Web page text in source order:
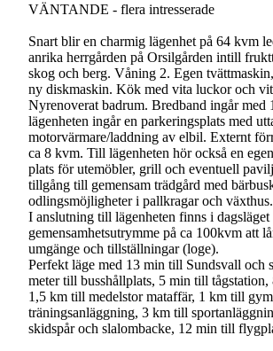
VÄNTANDE - flera intresserade
Snart blir en charmig lägenhet på 64 kvm
anrika herrgården på Orsilgården intill
skog och berg. Våning 2. Egen
ny diskmaskin. Kök med vita luckor och
Nyrenoverat badrum. Bredband ingår med
lägenheten ingår en parkeringsplats med
motorvärmare/laddning av elbil. Externt
ca 8 kvm. Till lägenheten hör också en
plats för utemöbler, grill och eventuell
tillgång till gemensam trädgård med
odlingsmöjligheter i pallkragar och växthus.
I anslutning till lägenheten finns i dagsläget
gemensamhetsutrymme på ca 100kvm att
umgänge och tillställningar (loge).
Perfekt läge med 13 min till Sundsvall och
meter till busshållplats, 5 min till
1,5 km till medelstor mataffär, 1 km till
träningsanläggning, 3 km till
skidspår och slalombacke, 12 min till